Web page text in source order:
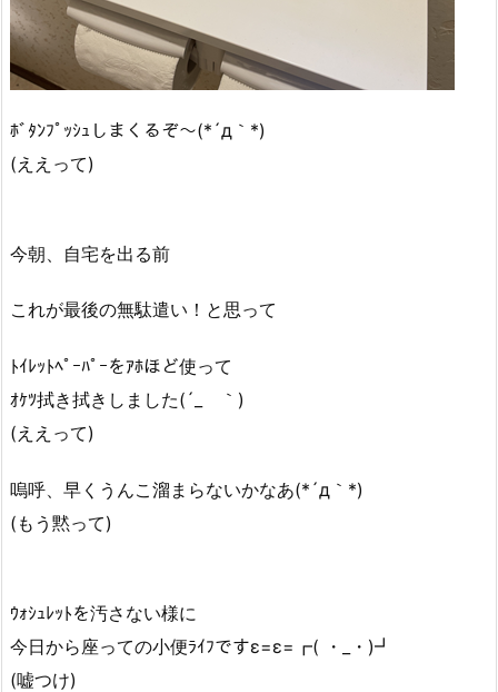
ﾎﾞﾀﾝﾌﾟｯｼｭしまくるぞ～(*´д｀*)
(ええって)
今朝、自宅を出る前
これが最後の無駄遣い！と思って
ﾄｲﾚｯﾄﾍﾟｰﾊﾟｰをｱﾎほど使って
ｵｹﾂ拭き拭きしました(´_ゝ｀)
(ええって)
嗚呼、早くうんこ溜まらないかなあ(*´д｀*)
(もう黙って)
ｳｫｼｭﾚｯﾄを汚さない様に
今日から座っての小便ﾗｲﾌですε=ε=┏( ・_・)┛
(嘘つけ)